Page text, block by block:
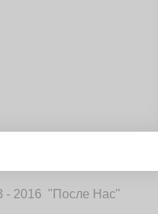
- 2016 "После Нас"